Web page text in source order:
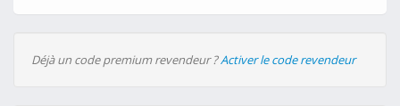
Déjà un code premium revendeur ?Activer le code revendeur